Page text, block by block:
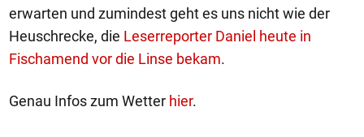
erwarten und zumindest geht es uns nicht wie der
Heuschrecke, die Leserreporter Daniel heute in
Fischamend vor die Linse bekam.
Genau Infos zum Wetter hier.